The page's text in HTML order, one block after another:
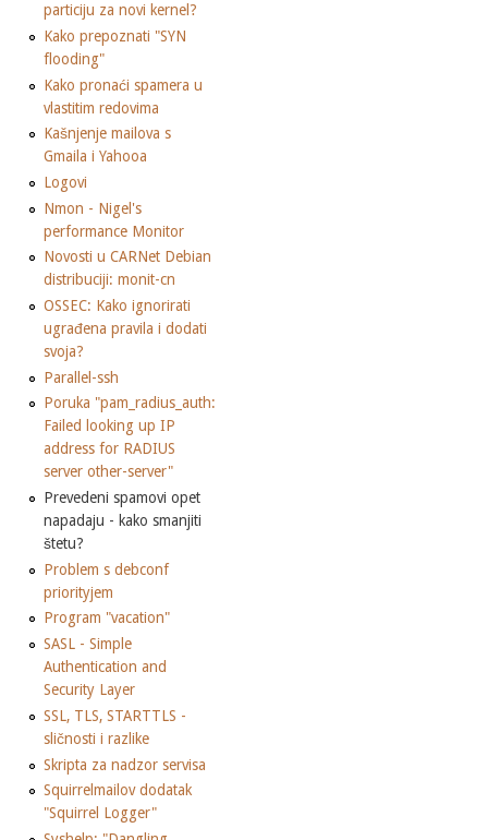
particiju za novi kernel?
Kako prepoznati "SYN
flooding"
Kako pronaći spamera u
vlastitim redovima
Kašnjenje mailova s
Gmaila i Yahooa
Logovi
Nmon - Nigel's
performance Monitor
Novosti u CARNet Debian
distribuciji: monit-cn
OSSEC: Kako ignorirati
ugrađena pravila i dodati
svoja?
Parallel-ssh
Poruka "pam_radius_auth:
Failed looking up IP
address for RADIUS
server other-server"
Prevedeni spamovi opet
napadaju - kako smanjiti
štetu?
Problem s debconf
priorityjem
Program "vacation"
SASL - Simple
Authentication and
Security Layer
SSL, TLS, STARTTLS -
sličnosti i razlike
Skripta za nadzor servisa
Squirrelmailov dodatak
"Squirrel Logger"